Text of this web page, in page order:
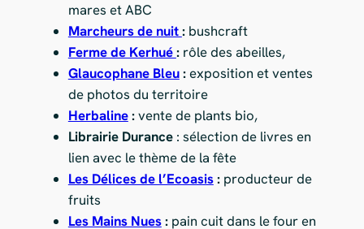
mares et ABC
Marcheurs de nuit: bushcraft
Ferme de Kerhué: rôle des abeilles,
Glaucophane Bleu:exposition et ventes
de photos du territoire
Herbaline:vente de plants bio,
Librairie Durance: sélection de livres en
lien avec le thème de la fête
Les Délices de l’Ecoasis: producteur de
fruits
Les Mains Nues: pain cuit dans le four en